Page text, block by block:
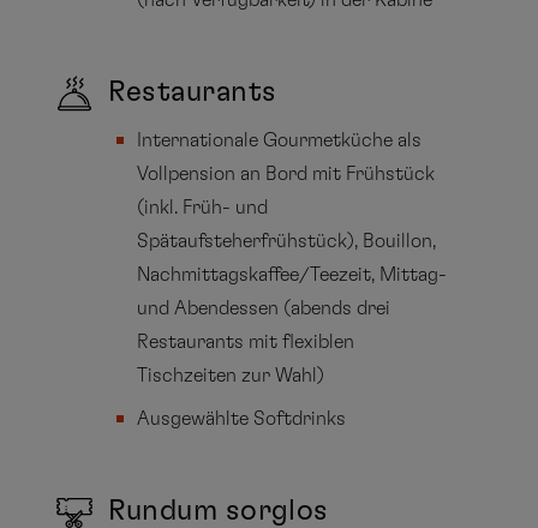
Restaurants
Internationale Gourmetküche als
Vollpension an Bord mit Frühstück
(inkl. Früh- und
Spätaufsteherfrühstück), Bouillon,
Nachmittagskaffee/Teezeit, Mittag-
und Abendessen (abends drei
Restaurants mit flexiblen
Tischzeiten zur Wahl)
Ausgewählte Softdrinks
Rundum sorglos